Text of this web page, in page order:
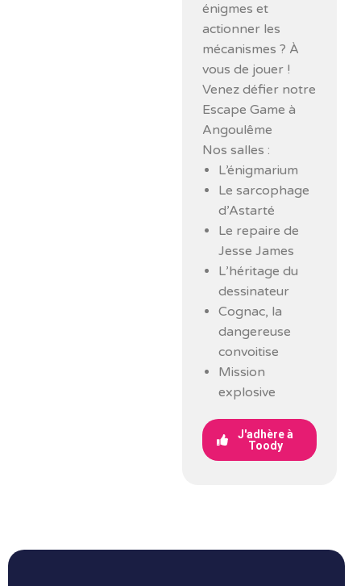
énigmes et
actionner les
mécanismes ? À
vous de jouer !
Venez défier notre
Escape Game à
Angoulême
Nos salles :
L’énigmarium
Le sarcophage
d’Astarté
Le repaire de
Jesse James
L’héritage du
dessinateur
Cognac, la
dangereuse
convoitise
Mission
explosive
J'adhère à
Toody